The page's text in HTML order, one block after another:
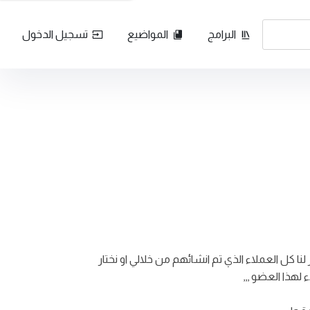
البرامج المواضيع تسجيل الدخول
كل العملاء الذي تم انشائهم من خلالي او نختار
لهذا العضو ,,,